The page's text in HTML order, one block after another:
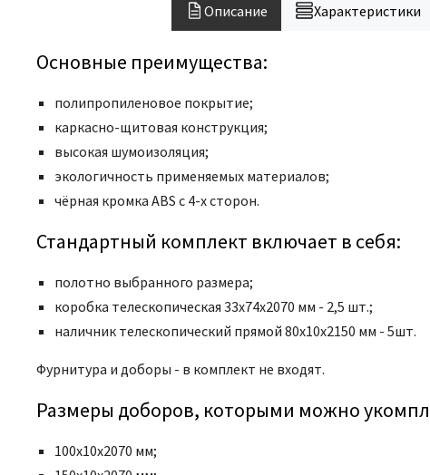
Описание Характеристики
Основные преимущества:
полипропиленовое покрытие;
каркасно-щитовая конструкция;
высокая шумоизоляция;
экологичность применяемых материалов;
чёрная кромка ABS с 4-х сторон.
Стандартный комплект включает в себя:
полотно выбранного размера;
коробка телескопическая 33x74x2070 мм - 2,5 шт.;
наличник телескопический прямой 80x10x2150 мм - 5шт.
Фурнитура и доборы - в комплект не входят.
Размеры доборов, которыми можно
100х10х2070 мм;